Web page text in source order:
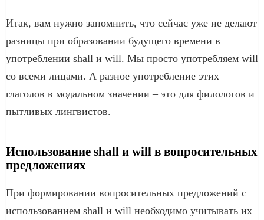
Итак, вам нужно запомнить, что сейчас уже не делают
разницы при образовании будущего времени в
употреблении shall и will. Мы просто употребляем will
со всеми лицами. А разное употребление этих
глаголов в модальном значении – это для филологов и
пытливых лингвистов.
Использование shall и will в вопросительных
предложениях
При формировании вопросительных предложений с
использованием shall и will необходимо учитывать их